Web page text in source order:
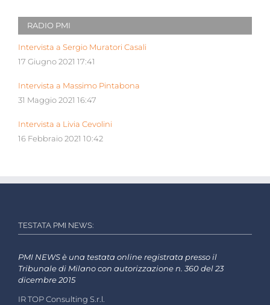
RADIO PMI
Intervista a Sergio Muratori Casali
17 Giugno 2021 17:41
Intervista a Massimo Pintabona
31 Maggio 2021 16:47
Intervista a Livia Cevolini
16 Febbraio 2021 10:42
TESTATA PMI NEWS:
PMI NEWS è una testata online registrata presso il
Tribunale di Milano con autorizzazione n. 360 del 23
dicembre 2015
IR TOP Consulting S.r.l.